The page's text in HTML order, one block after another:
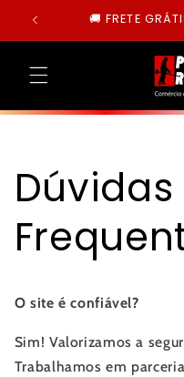
para o
conteúdo
🚚 FRETE
Dúvidas
O site é confiável?
Sim! Valorizamos a
Trabalhamos em